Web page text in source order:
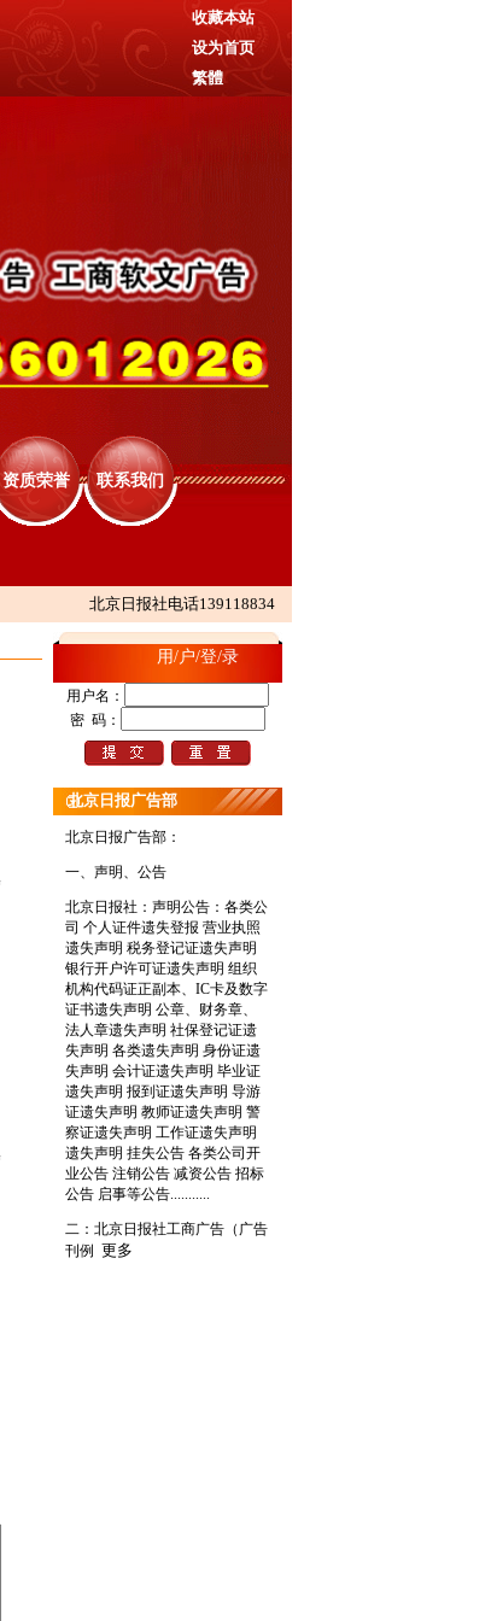
收藏本站
设为首页
繁體
资质荣誉 联系我们
北京日报社电话13911883454
用/户/登/录
用户名：
密 码：
北京日报广告部
北京日报广告部：
一、声明、公告
北京日报社： 声明公告：各类公
司 个人证件遗失登报 营业执照
遗失声明 税务登记证遗失声明
银行开户许可证遗失声明 组织
机构代码证正副本、IC卡及数字
证书遗失声明 公章、财务章、
法人章遗失声明 社保登记证遗
失声明 各类遗失声明 身份证遗
失声明 会计证遗失声明 毕业证
遗失声明 报到证遗失声明 导游
证遗失声明 教师证遗失声明 警
察证遗失声明 工作证遗失声明
遗失声明 挂失公告 各类公司开
业公告 注销公告 减资公告 招标
公告 启事等公告...........
二：北京日报社工商广告（广告
刊例 更多